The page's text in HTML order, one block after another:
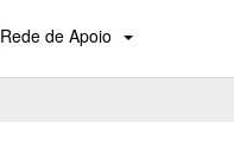
Rede de Apoio